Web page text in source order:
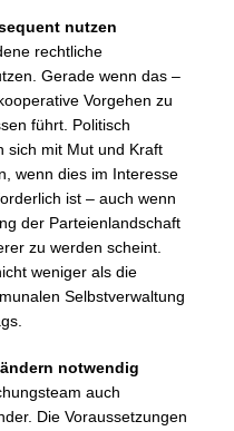
nutzen
rechtliche
Gerade wenn das –
Vorgehen zu
führt. Politisch
sich mit Mut und Kraft
wenn dies im Interesse
ist – auch wenn
der Parteienlandschaft
zu werden scheint.
weniger als die
Selbstverwaltung
notwendig
auch
Die Voraussetzungen